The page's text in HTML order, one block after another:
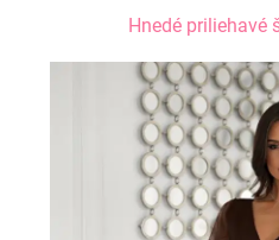
Hnedé priliehavé